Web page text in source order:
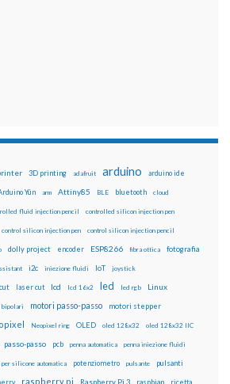
3D printing adafruit arduino arduino ide
Yún arm Attiny85 BLE bluetooth cloud
fluid injection pencil controlled silicon injection pen
control silicon injection pen control silicon injection pencil
dolly project encoder ESP8266 fibra ottica fotografia
i2c iniezione fluidi IoT joystick
laser cut lcd lcd 16x2 led led rgb Linux
bipolari motori passo-passo motori stepper
Neopixel ring OLED oled 128x32 oled 128x32 IIC
passo-passo pcb penna automatica penna iniezione fluidi
per silicone automatica potenziometro pulsante pulsanti
raspberry pi Raspberry Pi 3 raspbian ricetta